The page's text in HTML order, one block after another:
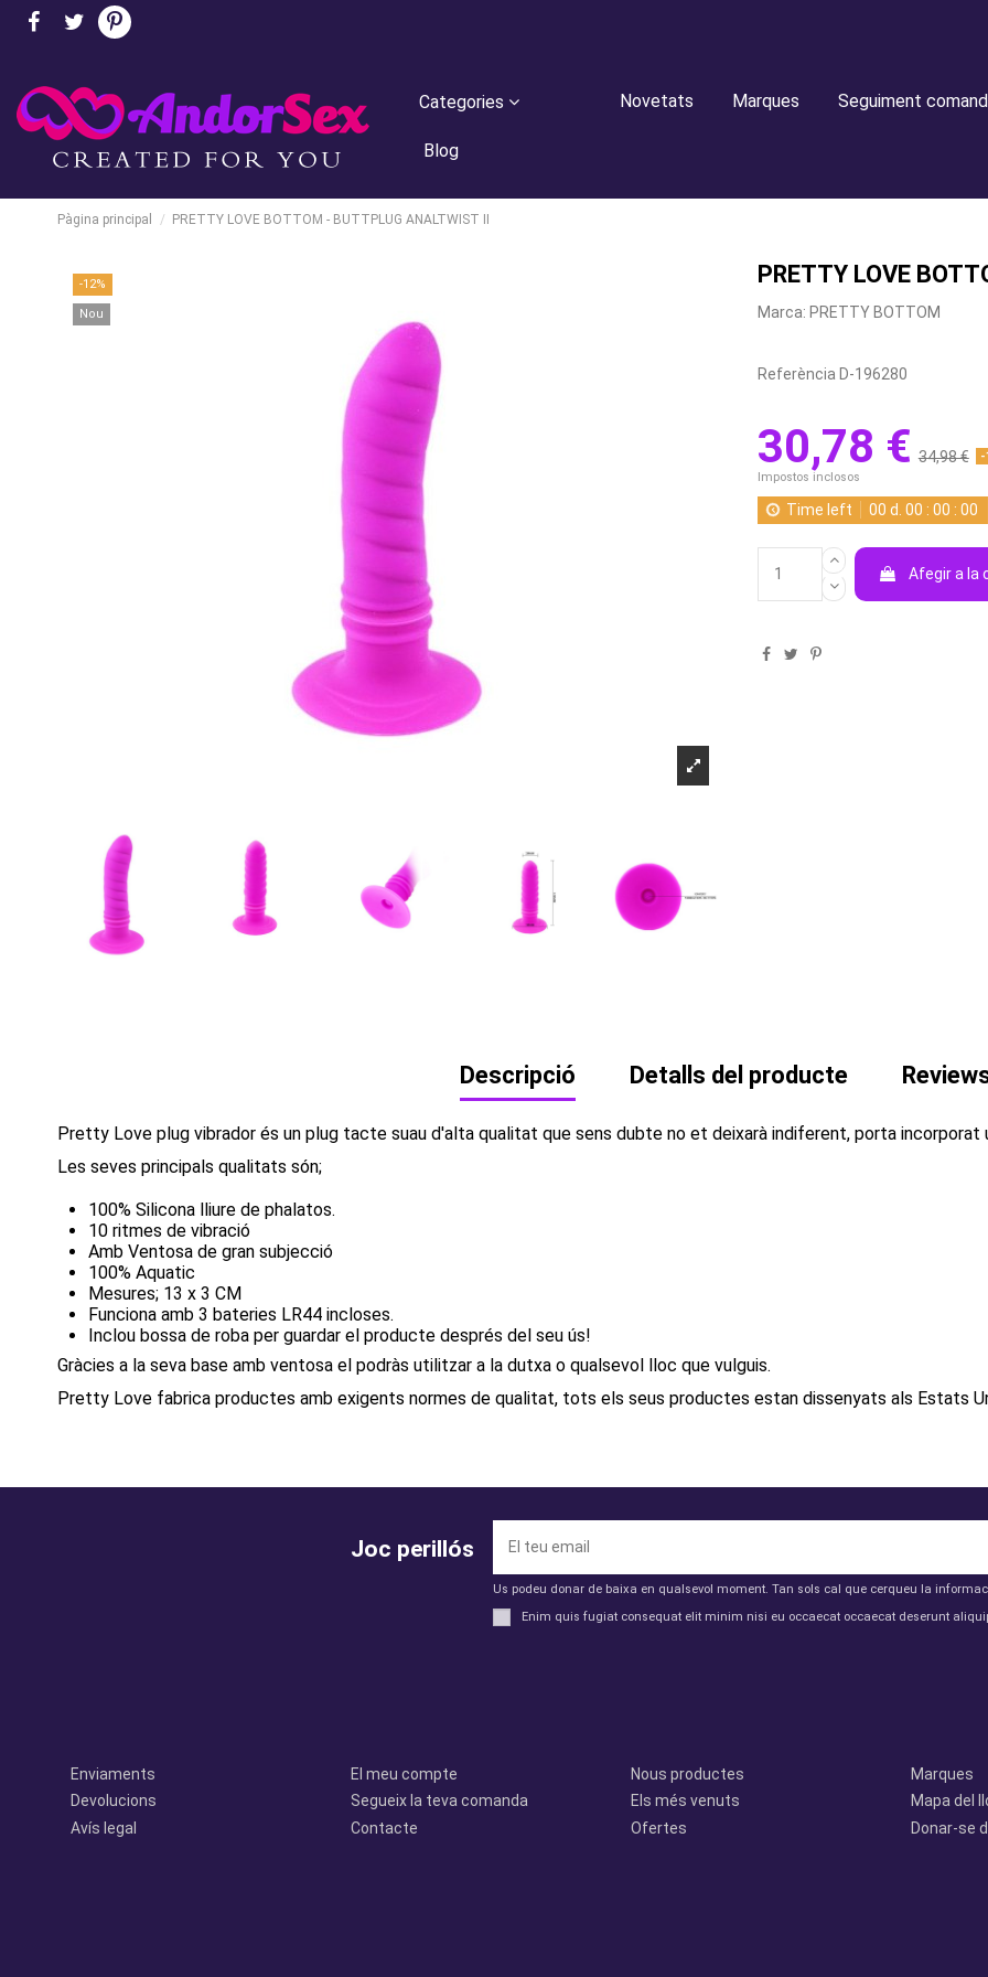
Categories Novetats Marques Seguiment
Blog
Pàgina principal PRETTY LOVE BOTTOM - BUTTPLUG ANALTWIST II
-12%
Nou
PRETTY LOVE
Marca: PRETTY BOTTOM
Referència D-196280
30,78 € 34,98 €
-
Impostos inclosos
Time left 00 d. 00 :00 :00
Afegir a la
Descripció Detalls del producte
Pretty Love plug vibrador és un plug tacte suau d'alta qualitat que sens dubte no et deixarà indiferent, porta
Les seves principals qualitats són;
100% Silicona lliure de phalatos.
10 ritmes de vibració
Amb Ventosa de gran subjecció
100% Aquatic
Mesures; 13 x 3 CM
Funciona amb 3 bateries LR44 incloses.
Inclou bossa de roba per guardar el producte després del seu ús!
Gràcies a la seva base amb ventosa el podràs utilitzar a la dutxa o qualsevol lloc que vulguis.
Pretty Love fabrica productes amb exigents normes de qualitat, tots els seus productes estan dissenyats als Estats
Joc perillós
Us podeu donar de baixa en qualsevol moment. Tan sols cal que cerqueu la
Enim quis fugiat consequat elit minim nisi eu occaecat occaecat deserunt
Enviaments
Devolucions
Avís legal
El meu compte
Segueix la teva comanda
Contacte
Nous productes
Els més venuts
Ofertes
Marques
Mapa del
Donar-se